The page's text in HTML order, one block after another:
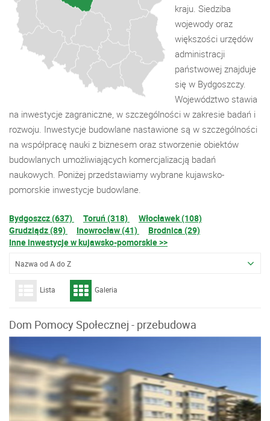
kraju. Siedziba
wojewody oraz
większości urzędów
administracji
państwowej znajduje
się w Bydgoszczy.
Województwo stawia
na inwestycje zagraniczne, w szczególności w zakresie badań i
rozwoju. Inwestycje budowlane nastawione są w szczególności
na współpracę nauki z biznesem oraz stworzenie obiektów
budowlanych umożliwiających komercjalizacją badań
naukowych. Poniżej przedstawiamy wybrane kujawsko-
pomorskie inwestycje budowlane.
Bydgoszcz (637) Toruń (318)
Włocławek (108)
Grudziądz (89)
Inowrocław (41)
Brodnica (29)
Inne inwestycje w kujawsko-pomorskie >>
Nazwa od A do Z
Lista Galeria
Dom Pomocy Społecznej - przebudowa